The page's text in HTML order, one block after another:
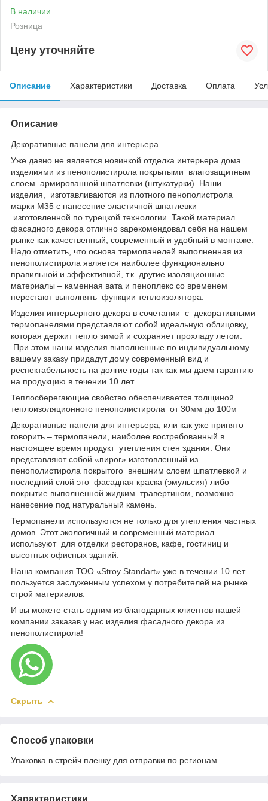
В наличии
Розница
Цену уточняйте
Описание Характеристики Доставка Оплата
Описание
Декоративные панели для интерьера
Уже давно не является новинкой отделка интерьера дома
изделиями из пенополистирола покрытыми влагозащитным
слоем армированной шпатлевки (штукатурки). Наши
изделия, изготавливаются из плотного пенополистрола
марки М35 с нанесение эластичной шпатлевки
изготовленной по турецкой технологии. Такой материал
фасадного декора отлично зарекомендовал себя на нашем
рынке как качественный, современный и удобный в монтаже.
Надо отметить, что основа термопанелей выполненная из
пенополистирола является наиболее функционально
правильной и эффективной, т.к. другие изоляционные
материалы – каменная вата и пеноплекс со временем
перестают выполнять функции теплоизолятора.
Изделия интерьерного декора в сочетании с декоративными
термопанелями представляют собой идеальную облицовку,
которая держит тепло зимой и сохраняет прохладу летом.
При этом наши изделия выполненные по индивидуальному
вашему заказу придадут дому современный вид и
респектабельность на долгие годы так как мы даем гарантию
на продукцию в течении 10 лет.
Теплосберегающие свойство обеспечивается толщиной
теплоизоляционного пенополистирола от 30мм до 100м
Декоративные панели для интерьера, или как уже принято
говорить – термопанели, наиболее востребованный в
настоящее время продукт утепления стен здания. Они
представляют собой «пирог» изготовленный из
пенополистирола покрытого внешним слоем шпатлевкой и
последний слой это фасадная краска (эмульсия) либо
покрытие выполненной жидким травертином, возможно
нанесение под натуральный камень.
Термопанели используются не только для утепления частных
домов. Этот экологичный и современный материал
используют для отделки ресторанов, кафе, гостиниц и
высотных офисных зданий.
Наша компания ТОО «Stroy Standart» уже в течении 10 лет
пользуется заслуженным успехом у потребителей на рынке
строй материалов.
И вы можете стать одним из благодарных клиентов нашей
компании заказав у нас изделия фасадного декора из
пенополистирола!
Скрыть
Способ упаковки
Упаковка в стрейч пленку для отправки по регионам.
Характеристики